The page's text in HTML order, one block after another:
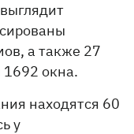
а также 27
1692 окна.
находятся 60
у